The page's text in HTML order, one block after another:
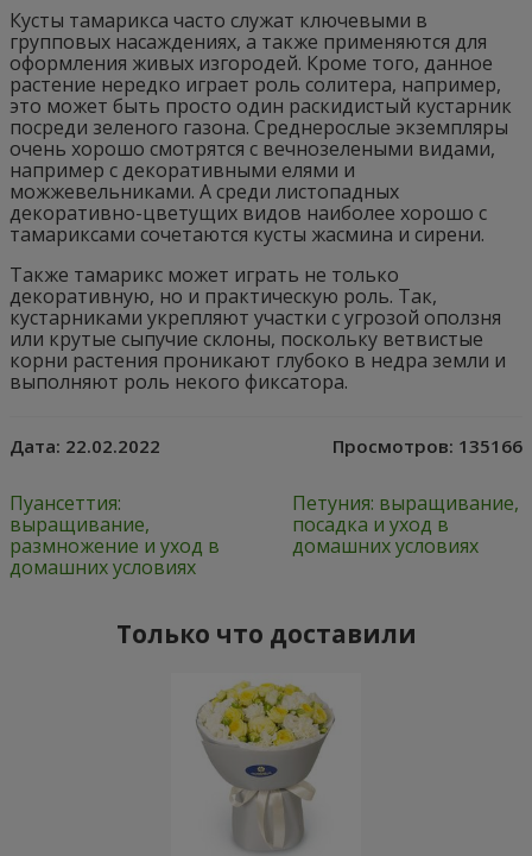
Кусты тамарикса часто служат ключевыми в
групповых насаждениях, а также применяются для
оформления живых изгородей. Кроме того, данное
растение нередко играет роль солитера, например,
это может быть просто один раскидистый кустарник
посреди зеленого газона. Среднерослые экземпляры
очень хорошо смотрятся с вечнозелеными видами,
например с декоративными елями и
можжевельниками. А среди листопадных
декоративно-цветущих видов наиболее хорошо с
тамариксами сочетаются кусты жасмина и сирени.
Также тамарикс может играть не только
декоративную, но и практическую роль. Так,
кустарниками укрепляют участки с угрозой оползня
или крутые сыпучие склоны, поскольку ветвистые
корни растения проникают глубоко в недра земли и
выполняют роль некого фиксатора.
Дата: 22.02.2022 Просмотров: 135166
Пуансеттия:
выращивание,
размножение и уход в
домашних условиях
Петуния: выращивание,
посадка и уход в
домашних условиях
Только что доставили